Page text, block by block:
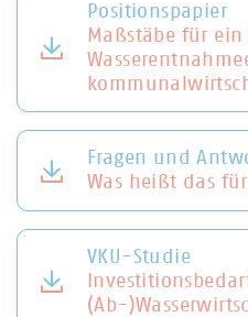
Positionspapier
Maßstäbe für
Fragen und
Was heißt das
VKU-Studie
(Ab-